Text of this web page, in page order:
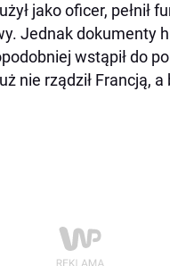
jako oficer, pełnił
Jednak dokumenty
wstąpił do
nie rządził Francją,